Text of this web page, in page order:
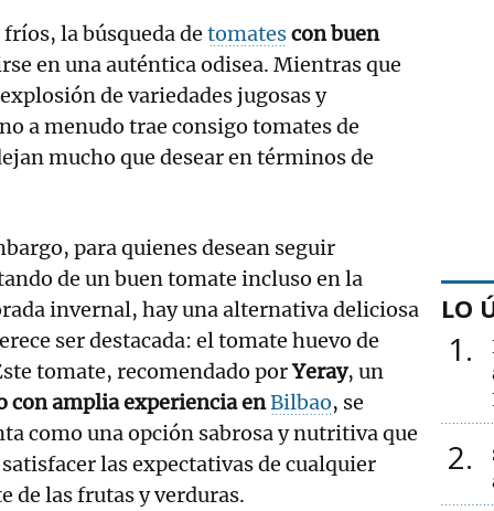
la búsqueda de tomatescon buen
en una auténtica odisea. Mientras que
de variedades jugosas y
a menudo trae consigo tomates de
mucho que desear en términos de
para quienes desean seguir
de un buen tomate incluso en la
invernal, hay una alternativa deliciosa
ser destacada: el tomate huevo de
tomate, recomendado porYeray, un
con amplia experiencia enBilbao, se
como una opción sabrosa y nutritiva que
las expectativas de cualquier
de las frutas y verduras.
LO
1
2